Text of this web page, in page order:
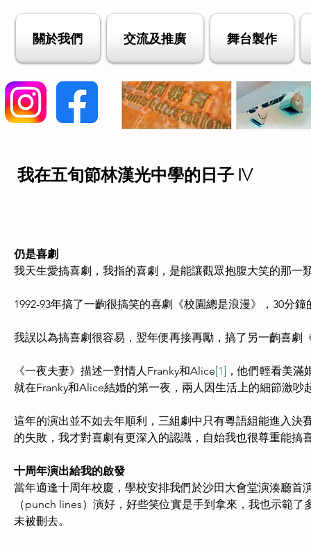
關於我們 交流及推廣 舞台製作
我在五旬節林漢光中學的日子 IV
仍是喜劇
我天生愛搞喜劇，我指的喜劇，是能讓觀眾抱腹大笑的那一
1992-93年搞了一齣很搞笑的喜劇《校園總是浪漫》，30分
我誤以為搞喜劇很容易，翌年便再接再勵，搞了另一齣喜
《一夜夫妻》描述一對情人Franky和Alice[1] ，他們輕看美
就在Franky和Alice結婚的第一夜，兩人因生活上的細節激吵
這年的演出並不如去年順利，三組劇中只有粵語組能進入
的失敗，我才對喜劇有更深入的認識，自始我也很尊重能搞
十周年演出給我的啟發
當年適逢十周年校慶，學校安排我們於沙田大會堂演湊廳
（punch lines）演好，好些笑位實是手到拿來，我也示範
未被刪去。